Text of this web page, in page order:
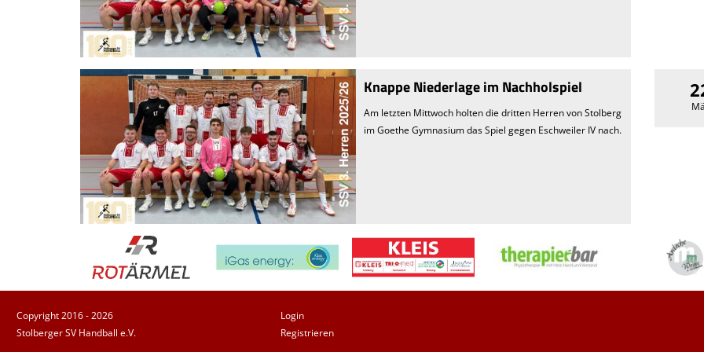
Knappe Niederlage im Nachholspiel
Am letzten Mittwoch holten die dritten Herren von Stolberg
im Goethe Gymnasium das Spiel gegen Eschweiler IV nach.
Copyright 2016 - 2026
Stolberger SV Handball e.V.
Login
Registrieren